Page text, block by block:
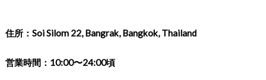
住所：Soi Silom 22, Bangrak, Bangkok, Thailand
営業時間：10:00〜24:00頃